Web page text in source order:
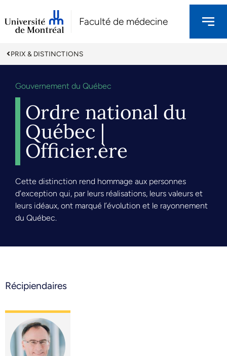
Faculté de médecine
PRIX & DISTINCTIONS
Gouvernement du Québec
Ordre national du
Québec |
Officier.ère
Cette distinction rend hommage aux personnes
d’exception qui, par leurs réalisations, leurs valeurs et
leurs idéaux, ont marqué l’évolution et le rayonnement
du Québec.
Récipiendaires